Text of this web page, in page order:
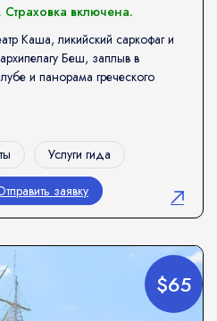
Страховка включена.
Каша, ликийский саркофаг и
Беш, заплыв в
и панорама греческого
Услуги гида
заявку
$65